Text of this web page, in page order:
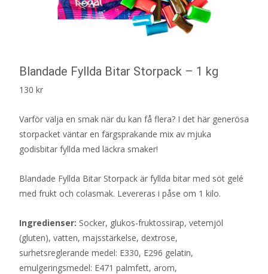
Blandade Fyllda Bitar Storpack – 1 kg
130 kr
Varför välja en smak när du kan få flera? I det här generösa
storpacket väntar en färgsprakande mix av mjuka
godisbitar fyllda med läckra smaker!
Blandade Fyllda Bitar Storpack är fyllda bitar med söt gelé
med frukt och colasmak. Levereras i påse om 1 kilo.
Ingredienser: Socker, glukos-fruktossirap, vetemjöl
(gluten), vatten, majsstärkelse, dextrose,
surhetsreglerande medel: E330, E296 gelatin,
emulgeringsmedel: E471 palmfett, arom,